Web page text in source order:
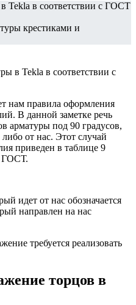
Tekla в соответствии с ГОСТ
крестиками и
в Tekla в соответствии с
нам правила оформления
В данной заметке речь
арматуры под 90 градусов,
от нас. Этот случай
приведен в таблице 9
ГОСТ.
идет от нас обозначается
направлен на нас
требуется реализовать
торцов в